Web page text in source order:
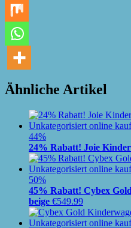
Ähnliche Artikel
44%
24% Rabatt! Joie
50%
45% Rabatt! Cybex
beige €549.99